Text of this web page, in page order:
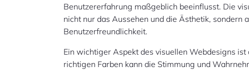
Benutzererfahrung maßgeblich beeinflusst. Die
nicht nur das Aussehen und die Ästhetik, sondern
Benutzerfreundlichkeit.
Ein wichtiger Aspekt des visuellen Webdesigns
richtigen Farben kann die Stimmung und